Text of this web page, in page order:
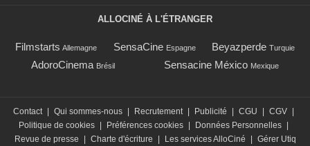
ALLOCINÉ À L'ÉTRANGER
Filmstarts Allemagne SensaCine Espagne Beyazperde Turquie
AdoroCinema Brésil Sensacine México Mexique
Contact Qui sommes-nous Recrutement Publicité CGU CGV
Politique de cookies
Préférences cookies Données Personnelles
Revue de presse
Charte d'écriture Les services AlloCiné Gérer Utiq